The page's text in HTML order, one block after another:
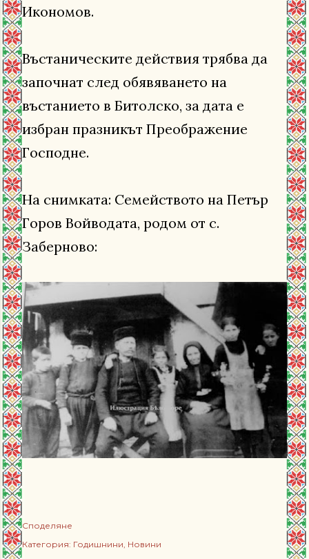
Икономов.
Въстаническите действия трябва да
започнат след обявяването на
въстанието в Битолско, за дата е
избран празникът Преображение
Господне.
На снимката: Семейството на Петър
Горов Войводата, родом от с.
Заберново:
Споделяне
Категория: Годишнини Новини